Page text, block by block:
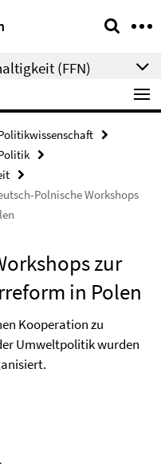
(FFN)
Polnische Workshops
zur
in Polen
Kooperation zu
Umweltpolitik wurden